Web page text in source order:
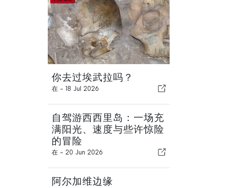
你去过埃武拉吗？
在 - 18 Jul 2026
自驾游西西里岛：一场充
满阳光、速度与些许惊险
的冒险
在 - 20 Jun 2026
阿尔加维边缘